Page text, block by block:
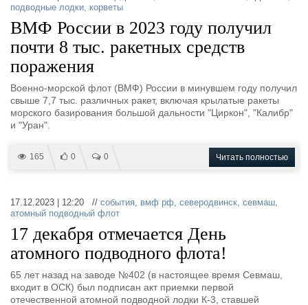
подводные лодки, корветы
ВМФ России в 2023 году получил
почти 8 тыс. ракетных средств
поражения
Военно-морской флот (ВМФ) России в минувшем году получил
свыше 7,7 тыс. различных ракет, включая крылатые ракеты
морского базирования большой дальности "Циркон", "Калибр"
и "Уран".
165 0 0 Читать полностью
17.12.2023 | 12:20 // события, вмф рф, северодвинск, севмаш,
атомный подводный флот
17 декабря отмечается День
атомного подводного флота!
65 лет назад на заводе №402 (в настоящее время Севмаш,
входит в ОСК) был подписан акт приемки первой
отечественной атомной подводной лодки К-3, ставшей